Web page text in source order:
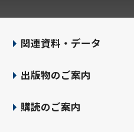
適切な監督を行い
境の変化に対応
方針をはじめと
当社が本方針を
関連資料・データ
出版物のご案内
購読のご案内